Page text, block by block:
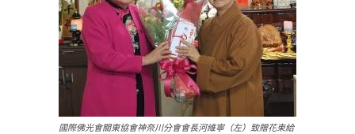
國際佛光會關東協會神奈川分會會長河維寧（左）致贈花束給